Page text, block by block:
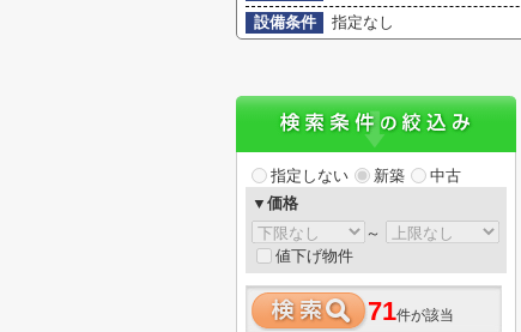
設備条件
指定なし
指定しない 新築
中古
▼価格
～
値下げ物件
71件が該当